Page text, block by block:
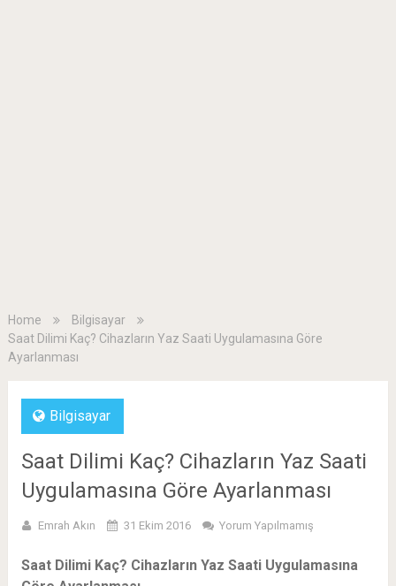
Home
Bilgisayar
Saat Dilimi Kaç? Cihazların Yaz Saati Uygulamasına Göre
Ayarlanması
Bilgisayar
Saat Dilimi Kaç? Cihazların Yaz Saati
Uygulamasına Göre Ayarlanması
Emrah Akın 31 Ekim 2016 Yorum Yapılmamış
Saat Dilimi Kaç? Cihazların Yaz Saati Uygulamasına